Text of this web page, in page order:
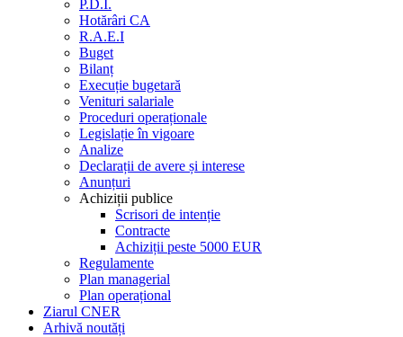
P.D.I.
Hotărâri CA
R.A.E.I
Buget
Bilanț
Execuție bugetară
Venituri salariale
Proceduri operaționale
Legislație în vigoare
Analize
Declarații de avere și interese
Anunțuri
Achiziții publice
Scrisori de intenție
Contracte
Achiziții peste 5000 EUR
Regulamente
Plan managerial
Plan operațional
Ziarul CNER
Arhivă noutăți